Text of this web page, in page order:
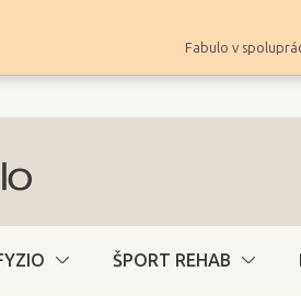
Fabulo v
ŠPORT REHAB